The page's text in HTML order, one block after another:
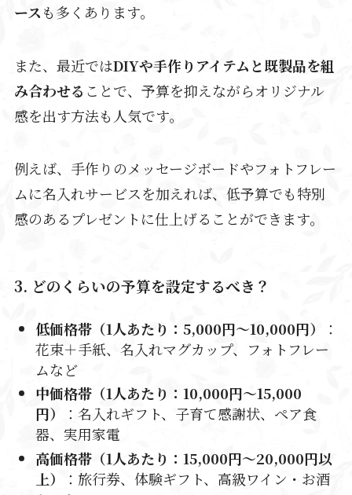
ースも多くあります。
また、最近ではDIYや手作りアイテムと既製品を組
み合わせる ことで、予算を抑えながらオリジナル
感を出す方法も人気です。
例えば、手作りのメッセージボードやフォトフレー
ムに名入れサービスを加えれば、低予算でも特別
感のあるプレゼントに仕上げることができます。
3. どのくらいの予算を設定するべき？
低価格帯（1人あたり：5,000円〜10,000円）
：
花束＋手紙、名入れマグカップ、フォトフレー
ムなど
中価格帯（1人あたり： 10,000円〜15,000
円）
：名入れギフト、子育て感謝状、ペア食
器、実用家電
高価格帯（1人あたり： 15,000円〜20,000円以
上）
：旅行券、体験ギフト、高級ワイン・お酒